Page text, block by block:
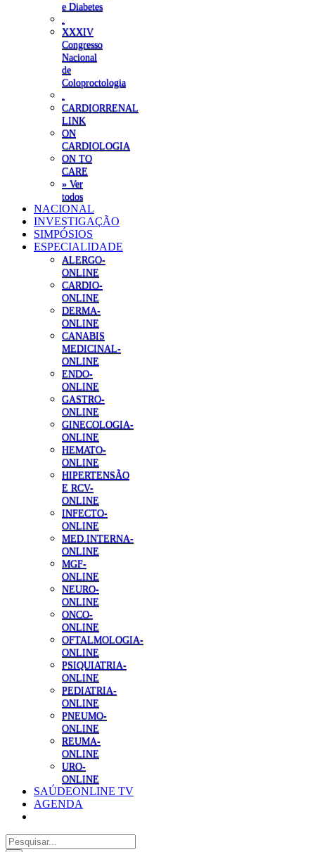
e Diabetes
XXXIV
Congresso
Nacional
de
Coloproctologia
CARDIORRENAL
LINK
ON
CARDIOLOGIA
ON TO
CARE
» Ver
todos
NACIONAL
INVESTIGAÇÃO
SIMPÓSIOS
ESPECIALIDADE
ALERGO-
ONLINE
CARDIO-
ONLINE
DERMA-
ONLINE
CANABIS
MEDICINAL-
ONLINE
ENDO-
ONLINE
GASTRO-
ONLINE
GINECOLOGIA-
ONLINE
HEMATO-
ONLINE
HIPERTENSÃO
E RCV-
ONLINE
INFECTO-
ONLINE
MED.INTERNA-
ONLINE
MGF-
ONLINE
NEURO-
ONLINE
ONCO-
ONLINE
OFTALMOLOGIA-
ONLINE
PSIQUIATRIA-
ONLINE
PEDIATRIA-
ONLINE
PNEUMO-
ONLINE
REUMA-
ONLINE
URO-
ONLINE
SAÚDEONLINE TV
AGENDA
Pesquisar